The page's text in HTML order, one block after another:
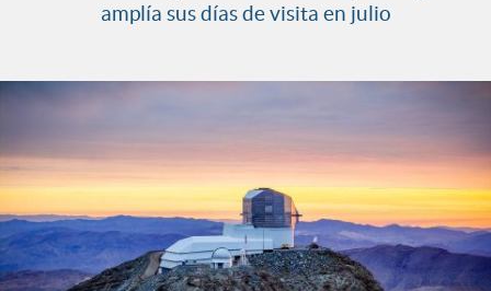
amplía sus días de visita en julio